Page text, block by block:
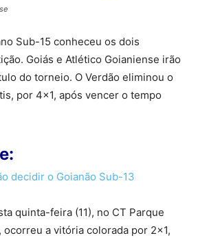
Sub-15 conheceu os dois
Goiás e Atlético Goianiense irão
do torneio. O Verdão eliminou o
por 4×1, após vencer o tempo
decidir o Goianão Sub-13
quinta-feira (11), no CT Parque
ocorreu a vitória colorada por 2×1,